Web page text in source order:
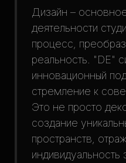
Дизайн –
деятельности
процесс,
реальность. "DE"
инновационный
стремление к
Это не просто
создание
пространств,
индивидуальность